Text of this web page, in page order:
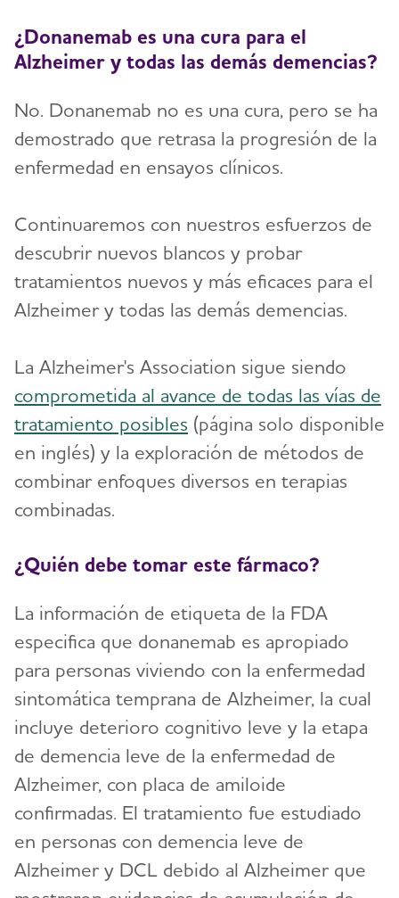
¿Donanemab es una cura para el
Alzheimer y todas las demás demencias?
No. Donanemab no es una cura, pero se ha
demostrado que retrasa la progresión de la
enfermedad en ensayos clínicos.
Continuaremos con nuestros esfuerzos de
descubrir nuevos blancos y probar
tratamientos nuevos y más eficaces para el
Alzheimer y todas las demás demencias.
La Alzheimer's Association sigue siendo
comprometida al avance de todas las vías de
tratamiento posibles (página solo disponible
en inglés) y la exploración de métodos de
combinar enfoques diversos en terapias
combinadas.
¿Quién debe tomar este fármaco​?
La información de etiqueta de la FDA
especifica que donanemab es apropiado
para personas viviendo con la enfermedad
sintomática temprana de Alzheimer, la cual
incluye deterioro cognitivo leve y la etapa
de demencia leve de la enfermedad de
Alzheimer, con placa de amiloide
confirmadas. El tratamiento fue estudiado
en personas con demencia leve de
Alzheimer y DCL debido al Alzheimer que